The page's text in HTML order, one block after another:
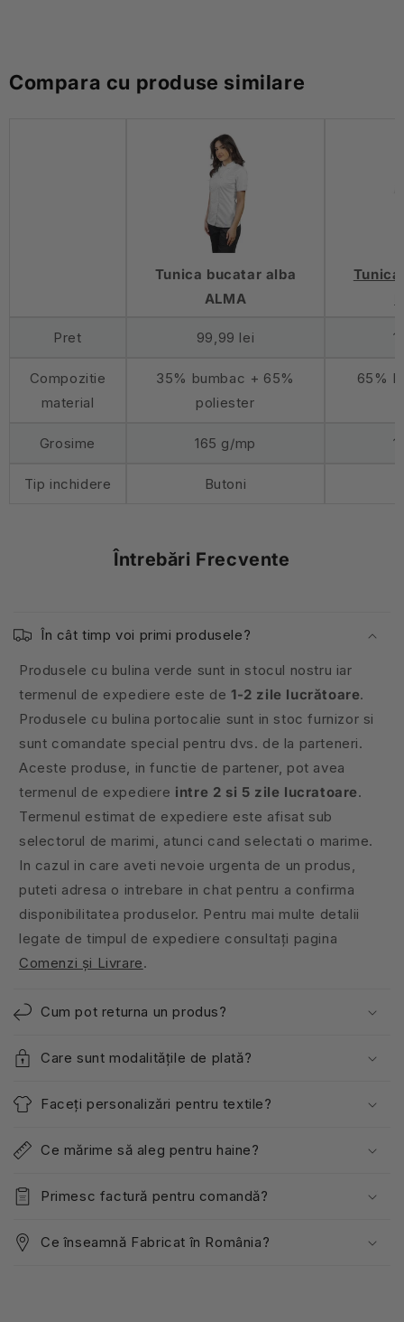
Compara cu produse similare
Tunica bucatar alba
ALMA
Pret 99,99 lei
Compozitie
material
35% bumbac + 65%
poliester
65%
Grosime 165 g/mp
Tip inchidere Butoni
Întrebări Frecvente
În cât timp voi primi produsele?
Produsele cu bulina verde sunt in stocul nostru iar
termenul de expediere este de1-2 zile lucrătoare.
Produsele cu bulina portocalie sunt in stoc furnizor si
sunt comandate special pentru dvs. de la parteneri.
Aceste produse, in functie de partener, pot avea
termenul de expediere intre 2 si 5 zile lucratoare.
Termenul estimat de expediere este afisat sub
selectorul de marimi, atunci cand selectati o marime.
In cazul in care aveti nevoie urgenta de un produs,
puteti adresa o intrebare in chat pentru a confirma
disponibilitatea produselor. Pentru mai multe detalii
legate de timpul de expediere consultați pagina
Comenzi și Livrare.
Cum pot returna un produs?
Care sunt modalitățile de plată?
Faceți personalizări pentru textile?
Ce mărime să aleg pentru haine?
Primesc factură pentru comandă?
Ce înseamnă Fabricat în România?